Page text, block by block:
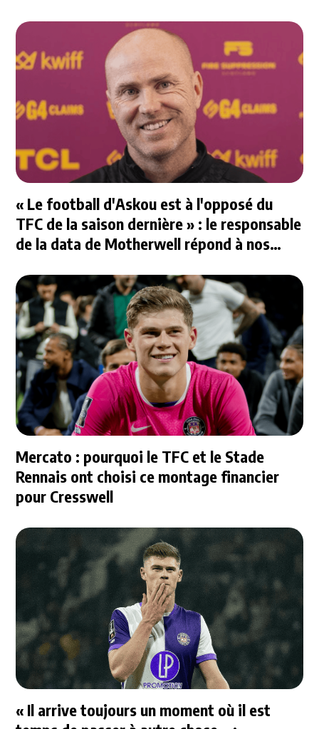
« Le football d'Askou est à l'opposé du
TFC de la saison dernière » : le responsable
de la data de Motherwell répond à nos
Mercato : pourquoi le TFC et le Stade
Rennais ont choisi ce montage financier
pour Cresswell
« Il arrive toujours un moment où il est